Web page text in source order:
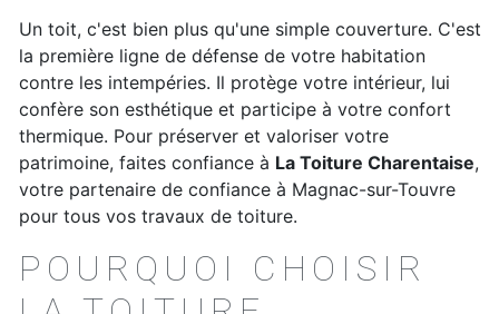
Un toit, c'est bien plus qu'une simple couverture. C'est
la première ligne de défense de votre habitation
contre les intempéries. Il protège votre intérieur, lui
confère son esthétique et participe à votre confort
thermique. Pour préserver et valoriser votre
patrimoine, faites confiance à La Toiture Charentaise,
votre partenaire de confiance à Magnac-sur-Touvre
pour tous vos travaux de toiture.
POURQUOI CHOISIR